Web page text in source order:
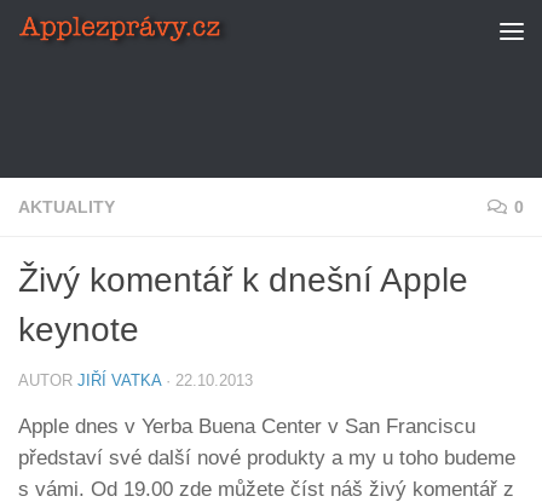
Skip to content
AKTUALITY 0
Živý komentář k dnešní Apple
keynote
AUTOR JIŘÍ VATKA · 22.10.2013
Apple dnes v Yerba Buena Center v San Franciscu
představí své další nové produkty a my u toho budeme
s vámi. Od 19.00 zde můžete číst náš živý komentář z